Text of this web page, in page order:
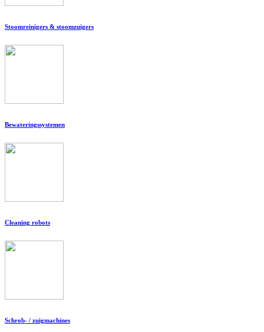
Stoomreinigers & stoomzuigers
Bewateringssystemen
Cleaning robots
Schrob- / zuigmachines